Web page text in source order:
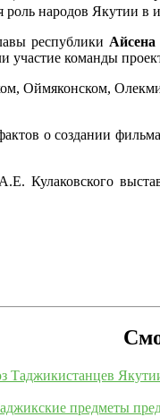
народов Якутии в
республики
команды
Оймяконском,
о создании
Кулаковского
Таджикистанцев
предметы